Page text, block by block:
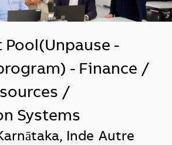
Pool(Unpause -
- Finance /
/
Systems
Inde Autre